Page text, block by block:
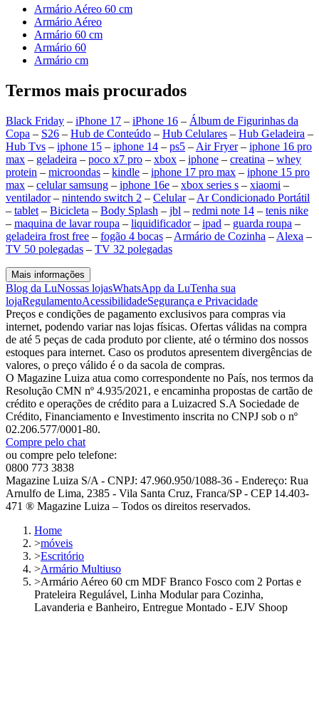
Armário Aéreo 60 cm
Armário Aéreo
Armário 60 cm
Armário 60
Armário cm
Termos mais procurados
Black Friday – iPhone 17 – iPhone 16 – Álbum de Figurinhas da
Copa – S26 – Hub de Conteúdo – Hub Celulares – Hub Geladeira –
Hub Tvs – iphone 15 – iphone 14 – ps5 – Air Fryer– iphone 16 pro
max – geladeira – poco x7 pro – xbox – iphone – creatina – whey
protein – microondas – kindle – iphone 17 pro max – iphone 15 pro
max – celular samsung – iphone 16e – xbox series s – xiaomi –
ventilador– nintendo switch 2 – Celular– Ar Condicionado Portátil
– tablet – Bicicleta – Body Splash – jbl – redmi note 14 – tenis nike
– maquina de lavar roupa – liquidificador– ipad – guarda roupa –
geladeira frost free – fogão 4 bocas – Armário de Cozinha – Alexa –
TV 50 polegadas – TV 32 polegadas
Mais informações
Blog da LuNossas lojasWhatsApp da LuTenha sua
lojaRegulamentoAcessibilidadeSegurança e Privacidade
Preços e condições de pagamento exclusivos para compras via
internet, podendo variar nas lojas físicas. Ofertas válidas na compra
de até 5 peças de cada produto por cliente, até o término dos nossos
estoques para internet. Caso os produtos apresentem divergências de
valores, o preço válido é o da sacola de compras.
O Magazine Luiza atua como correspondente no País, nos termos da
Resolução CMN nº 4.935/2021, e encaminha propostas de cartão de
crédito e operações de crédito para a Luizacred S.A Sociedade de
Crédito, Financiamento e Investimento inscrita no CNPJ sob o nº
02.206.577/0001-80.
Compre pelo chat
ou compre pelo telefone:
0800 773 3838
Magazine Luiza S/A - CNPJ: 47.960.950/1088-36 - Endereço: Rua
Arnulfo de Lima, 2385 - Vila Santa Cruz, Franca/SP - CEP 14.403-
471 ® Magazine Luiza – Todos os direitos reservados.
Home
>móveis
>Escritório
>Armário Multiuso
>Armário Aéreo 60 cm MDF Branco Fosco com 2 Portas e
Prateleira Regulável, Linha Modular para Cozinha,
Lavanderia e Banheiro, Entregue Montado - EJV Shoop